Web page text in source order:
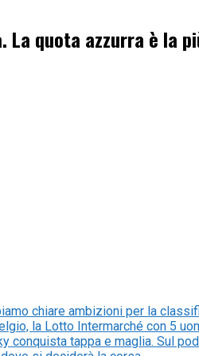
quota azzurra è la
chiare ambizioni per la
la Lotto Intermarché con 5
conquista tappa e maglia. Sul